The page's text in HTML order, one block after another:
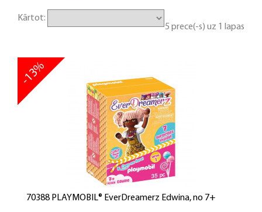
Kārtot:
5 prece(-s) uz 1 lapas
70388 PLAYMOBIL® EverDreamerz Edwina, no 7+
-13%